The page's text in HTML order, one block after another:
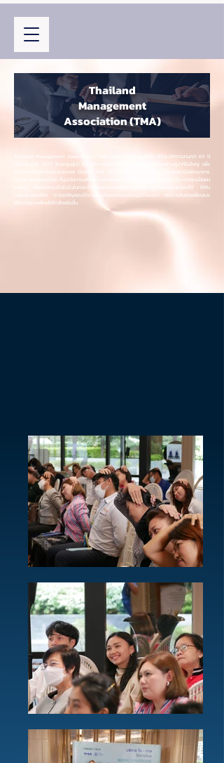
Thailand
Management
Association (TMA)
Thailand Management Association (TMA) องค์กรไม่แสวงผลกำไร ที่มีประวัติยาวนานกว่า 60 ปี
ก่อตั้งขึ้นในปี 2507 โดยกลุ่มผู้นำ และผู้จัดการมืออาชีพ ด้วยเป้าหมายในการสร้างผู้นำที่ยิ่งใหญ่ เพื่อ
ร่วมขับเคลื่อนองค์กรและประเทศ ปัจจุบัน TMA ได้รับการยอมรับจากทั่วโลก ในฐานะสถาบันพัฒนาการ
จัดการ และชุมชนชั้นนำ ที่มุ่งเน้นการเสริมสร้างขีดความสามารถในการแข่งขันในทุกระดับ หากคุณเป็นคน
รุ่นใหม่ ที่มีความกระตือรือร้นในการเรียนรู้และพัฒนาศักยภาพเพื่อสร้างความเปลี่ยนแปลงที่ดี ให้กับ
ตนเองและองค์กร เราขอเชิญคุณเข้าร่วมเป็นส่วนหนึ่งของคอมมูนิตี้ของเรา เพื่อร่วมกันขับเคลื่อนและ
พัฒนาประเทศไทยให้ก้าวไกลยิ่งขึ้น